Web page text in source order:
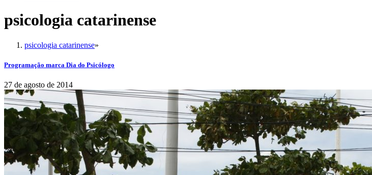
psicologia catarinense
psicologia catarinense»
Programação marca Dia do Psicólogo
27 de agosto de 2014